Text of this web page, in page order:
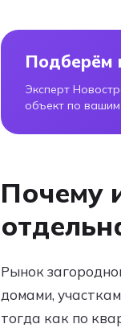
Подберём
Эксперт
объект по
Почему
Рынок
домами,
тогда как по